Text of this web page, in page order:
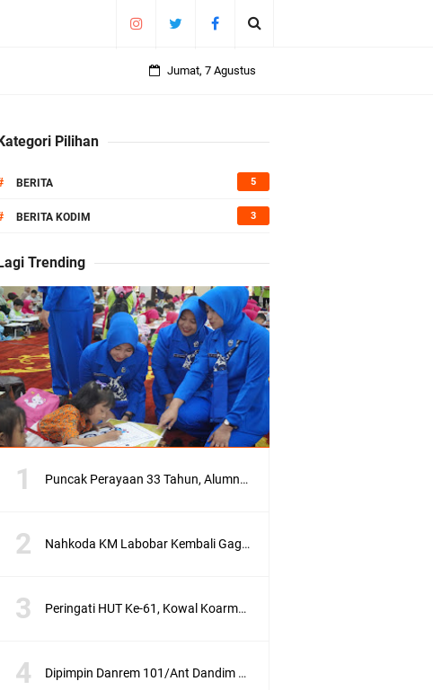
Jumat, 7 Agustus
Pilihan
BERITA 5
BERITA KODIM 3
Trending
Puncak Perayaan 33 Tahun, Alumni AKABRI '90 Deklarasikan Pemilu Damai Serentak Tahun 2024
Nahkoda KM Labobar Kembali Gagalkan Penyelundupan 4 Ekor Burung Cendrawasih Asal Papua
Peringati HUT Ke-61, Kowal Koarmada III Sajikan Seni Budaya Khas Papua
Dipimpin Danrem 101/Ant Dandim 1007/Bjm Didampingi Ketua Persit KCK Cabang XXX Koorcab Rem 101 PD VI/Mlw Hadiri Sertijab Dandim 1002/HSS